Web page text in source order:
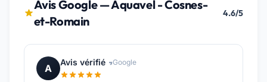
Avis Google — Aquavel - Cosnes-
et-Romain
4.6/5
A
Avis vérifié Google